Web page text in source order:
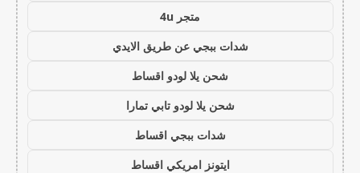
متجر 4u
شدات ببجي عن طريق الايدي
شحن يلا لودو اقساط
شحن يلا لودو تابي تمارا
شدات ببجي اقساط
ايتونز امريكي اقساط